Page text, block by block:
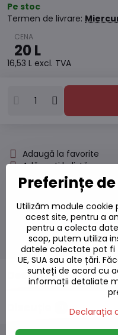
Pe stoc
Termen de livrare:
20 L
16,53 L excl. TVA
Adaugă la favorite
Adăugați la listă
Watchdog
Livrări
Număr depozit:
Producător:
Descriere
Preferințe
Utilizăm module
acest site, pentru a
pentru a colecta
scop, putem utiliza
datele colectate pot fi
UE, SUA sau alte țări.
sunteți de acord cu
informații detaliate
Declarația